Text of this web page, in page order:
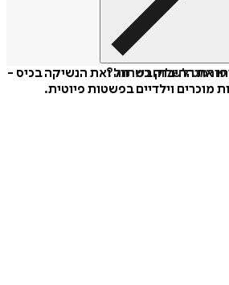
פורמט לשלוח כמתנה?
את החיבוק בשרוול ואת הנשיקה בכיס -
מוכרים וילדיים בפשטות פיוטית.